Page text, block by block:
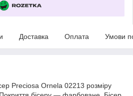
Доставка Оплата Умови
Preciosa Ornela 02213 розміру